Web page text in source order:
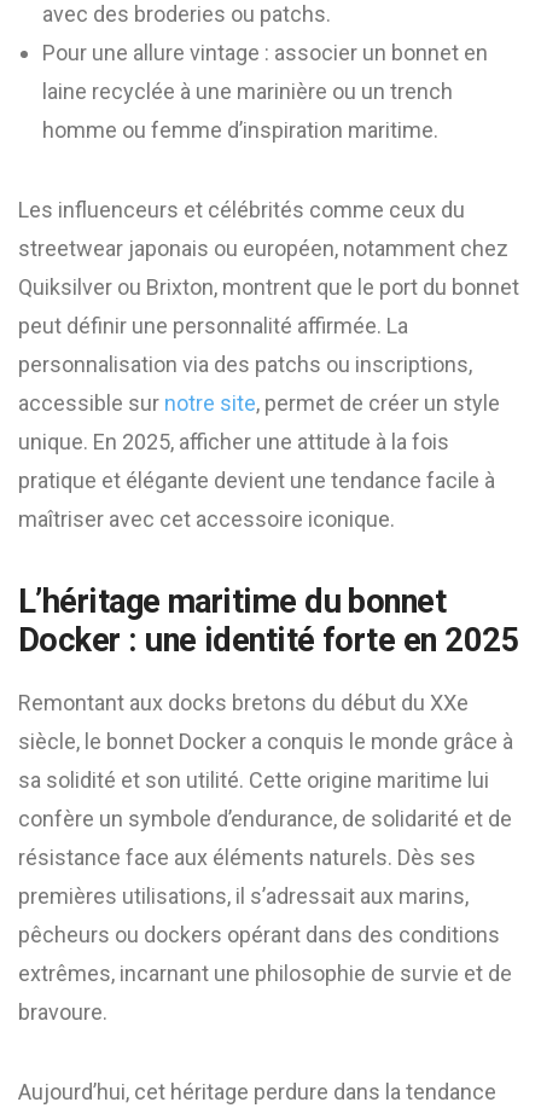
avec des broderies ou patchs.
Pour une allure vintage : associer un bonnet en
laine recyclée à une marinière ou un trench
homme ou femme d’inspiration maritime.
Les influenceurs et célébrités comme ceux du
streetwear japonais ou européen, notamment chez
Quiksilver ou Brixton, montrent que le port du bonnet
peut définir une personnalité affirmée. La
personnalisation via des patchs ou inscriptions,
accessible sur notre site, permet de créer un style
unique. En 2025, afficher une attitude à la fois
pratique et élégante devient une tendance facile à
maîtriser avec cet accessoire iconique.
L’héritage maritime du bonnet
Docker : une identité forte en 2025
Remontant aux docks bretons du début du XXe
siècle, le bonnet Docker a conquis le monde grâce à
sa solidité et son utilité. Cette origine maritime lui
confère un symbole d’endurance, de solidarité et de
résistance face aux éléments naturels. Dès ses
premières utilisations, il s’adressait aux marins,
pêcheurs ou dockers opérant dans des conditions
extrêmes, incarnant une philosophie de survie et de
bravoure.
Aujourd’hui, cet héritage perdure dans la tendance